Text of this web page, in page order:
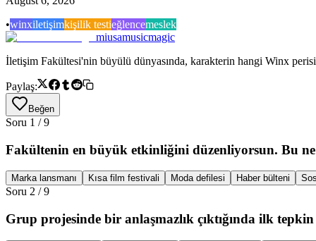
•winxiletişimkişilik testieğlencemeslek
miusamusicmagic
İletişim Fakültesi'nin büyülü dünyasında, karakterin hangi Winx
Paylaş:
Beğen
Soru 1 /9
Fakültenin en büyük etkinliğini düzenliyorsun. Bu
Marka lansmanı Kısa film festivali Moda defilesi Haber bülteni
Soru 2 /9
Grup projesinde bir anlaşmazlık çıktığında ilk